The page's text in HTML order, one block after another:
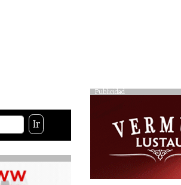
Publicidad
Ir